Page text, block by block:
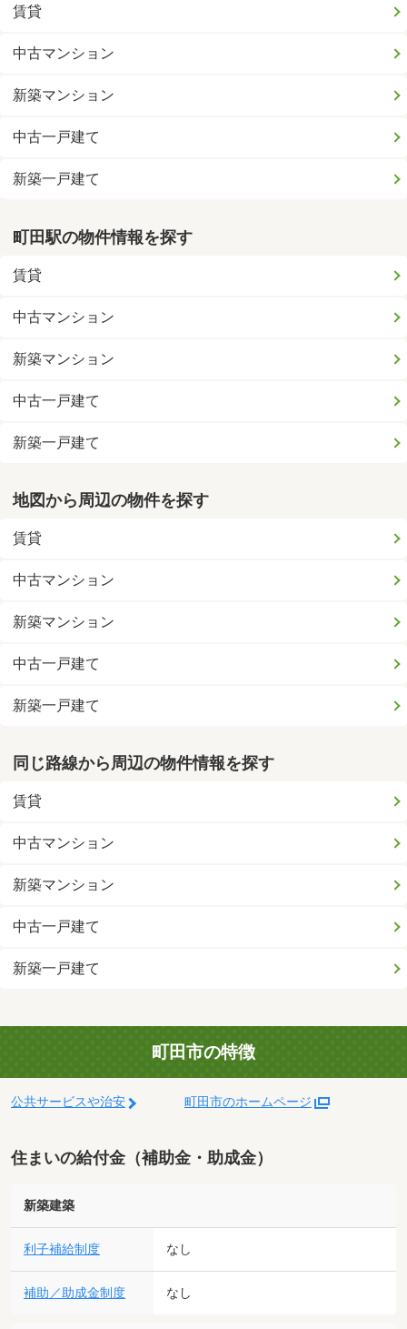
賃貸
中古マンション
新築マンション
中古一戸建て
新築一戸建て
町田駅の物件情報を探す
賃貸
中古マンション
新築マンション
中古一戸建て
新築一戸建て
地図から周辺の物件を探す
賃貸
中古マンション
新築マンション
中古一戸建て
新築一戸建て
同じ路線から周辺の物件情報を探す
賃貸
中古マンション
新築マンション
中古一戸建て
新築一戸建て
町田市の特徴
公共サービスや治安 町田市のホームページ
住まいの給付金（補助金・助成金）
新築建築
利子補給制度 なし
補助／助成金制度 なし